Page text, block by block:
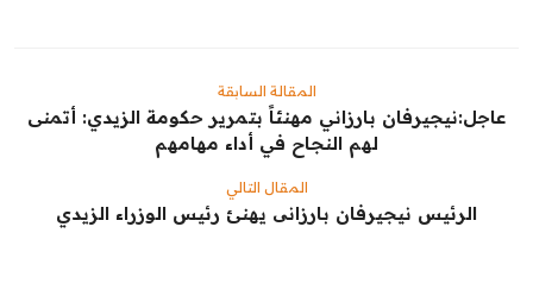
المقالة السابقة
عاجل:‏نيجيرفان بارزاني مهنئاً بتمرير حكومة الزيدي: أتمنى
لهم النجاح في أداء مهامهم
المقال التالي
الرئيس نيجيرفان بارزانی يهنئ رئيس الوزراء الزيدي